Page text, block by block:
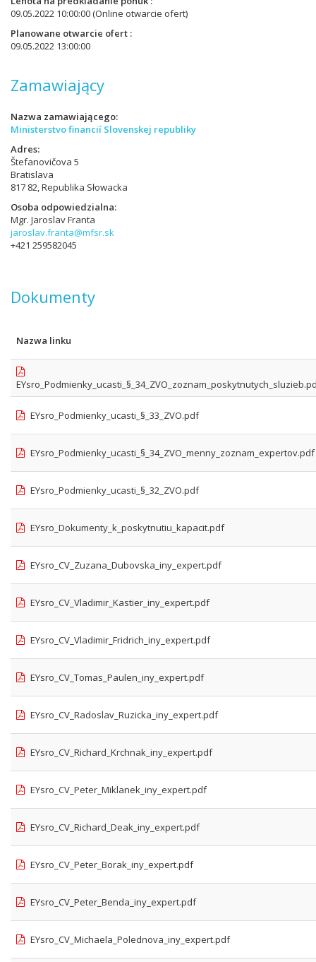
09.05.2022 10:00:00(Online otwarcie ofert)
Planowane otwarcie ofert
09.05.2022 13:00:00
Zamawiający
Nazwa zamawiającego
Ministerstvo financií Slovenskej republiky
Adres
Štefanovičova 5
Bratislava
817 82, Republika Słowacka
Osoba odpowiedzialna
Mgr. Jaroslav Franta
jaroslav.franta@mfsr.sk
+421 259582045
Dokumenty
Nazwa linku
EYsro_Podmienky_ucasti_§_33_ZVO.pdf
EYsro_Podmienky_ucasti_§_34_ZVO_menny_zoznam_expertov.pdf
EYsro_Podmienky_ucasti_§_32_ZVO.pdf
EYsro_Dokumenty_k_poskytnutiu_kapacit.pdf
EYsro_CV_Zuzana_Dubovska_iny_expert.pdf
EYsro_CV_Vladimir_Kastier_iny_expert.pdf
EYsro_CV_Vladimir_Fridrich_iny_expert.pdf
EYsro_CV_Tomas_Paulen_iny_expert.pdf
EYsro_CV_Radoslav_Ruzicka_iny_expert.pdf
EYsro_CV_Richard_Krchnak_iny_expert.pdf
EYsro_CV_Peter_Miklanek_iny_expert.pdf
EYsro_CV_Richard_Deak_iny_expert.pdf
EYsro_CV_Peter_Borak_iny_expert.pdf
EYsro_CV_Peter_Benda_iny_expert.pdf
EYsro_CV_Michaela_Polednova_iny_expert.pdf